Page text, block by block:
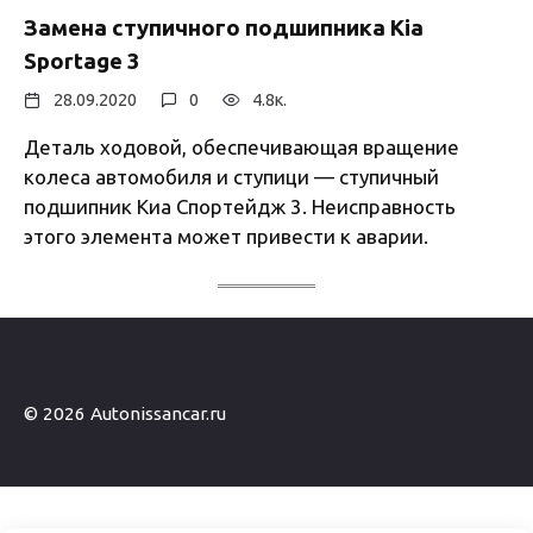
Замена ступичного подшипника Kia
Sportage 3
28.09.2020 0 4.8к.
Деталь ходовой, обеспечивающая вращение
колеса автомобиля и ступици — ступичный
подшипник Киа Спортейдж 3. Неисправность
этого элемента может привести к аварии.
© 2026 Autonissancar.ru